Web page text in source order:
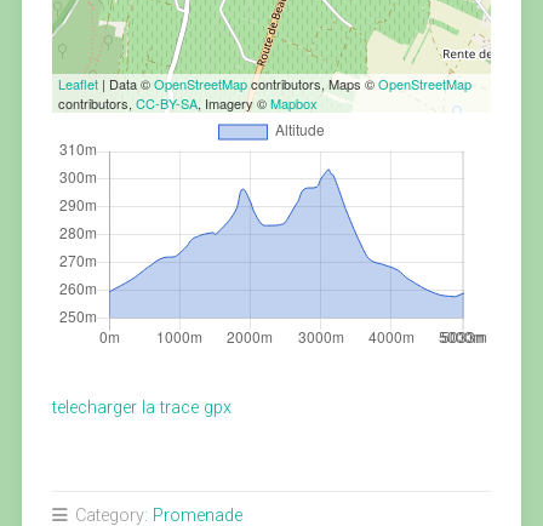
Leaflet| Data ©OpenStreetMapcontributors, Maps ©OpenStreetMap
contributors, CC-BY-SA, Imagery ©Mapbox
telecharger la trace gpx
Category: Promenade